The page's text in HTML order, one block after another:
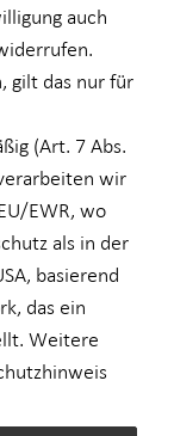
Erlaubnis nach §
auch
gilt das nur für
(Art. 7 Abs.
wir
EWR, wo
als in der
basierend
das ein
Weitere